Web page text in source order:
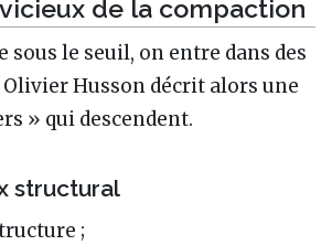
de la compaction
sous le seuil, on entre dans des
Husson décrit alors une
» qui descendent.
structural
;